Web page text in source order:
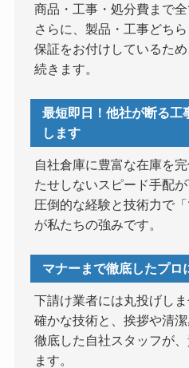
商品・工事・処分費まで
さらに、製品・工事どち
保証をお付けしているた
続きます。
最短即日！他社が断る工
します
自社倉庫に豊富な在庫を
たせしないスピード手配が
圧倒的な経験と技術力で
が私たちの強みです。
マナーまで徹底したプロ
下請け業者には丸投げしま
確かな技術と、挨拶や清
徹底した自社スタッフが
ます。